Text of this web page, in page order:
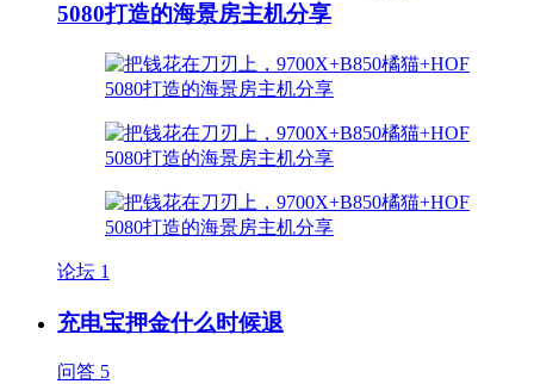
5080打造的海景房主机分享
论坛 1
充电宝押金什么时候退
问答 5